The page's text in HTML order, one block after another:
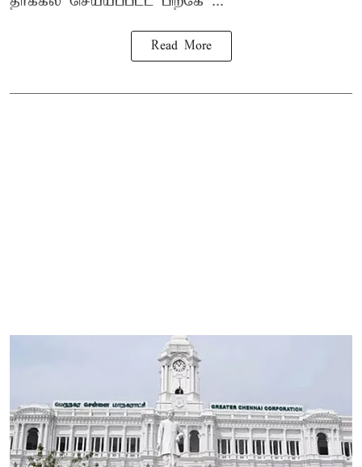
Read More